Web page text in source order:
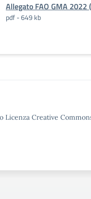
Allegato FAO GMA 2022
pdf - 649 kb
Licenza Creative